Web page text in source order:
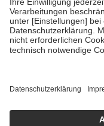
• Untersuchungen zur
GKV getragen werden
• empfohlenen
• Harn- und
getroffen, um
https://